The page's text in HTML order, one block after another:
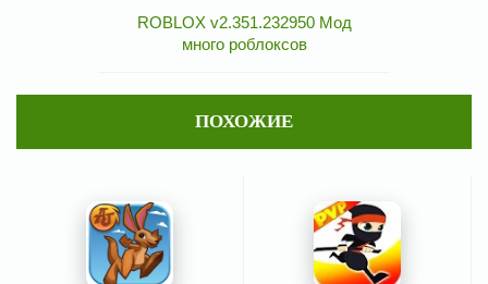
ROBLOX v2.351.232950 Мод
много роблоксов
ПОХОЖИЕ